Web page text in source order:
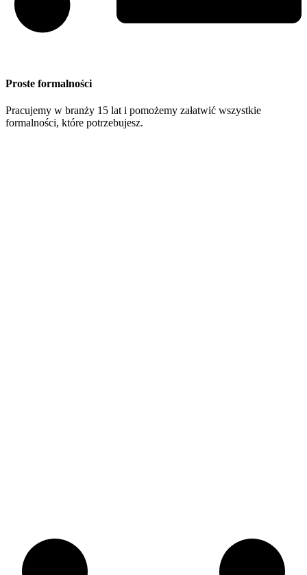
Proste formalności
Pracujemy w branży 15 lat i pomożemy załatwić wszystkie
formalności, które potrzebujesz.